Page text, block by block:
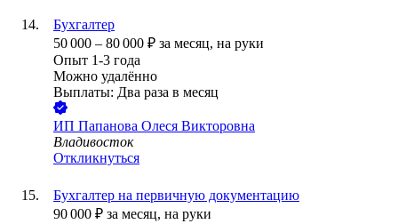
Бухгалтер
50 000 – 80 000 ₽ за месяц, на руки
Опыт 1-3 года
Можно удалённо
Выплаты: Два раза в месяц
ИП Папанова Олеся Викторовна
Владивосток
Откликнуться
Бухгалтер на первичную документацию
90 000 ₽ за месяц, на руки